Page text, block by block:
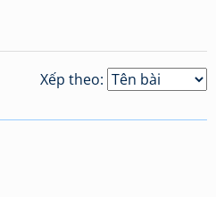
Xếp theo: